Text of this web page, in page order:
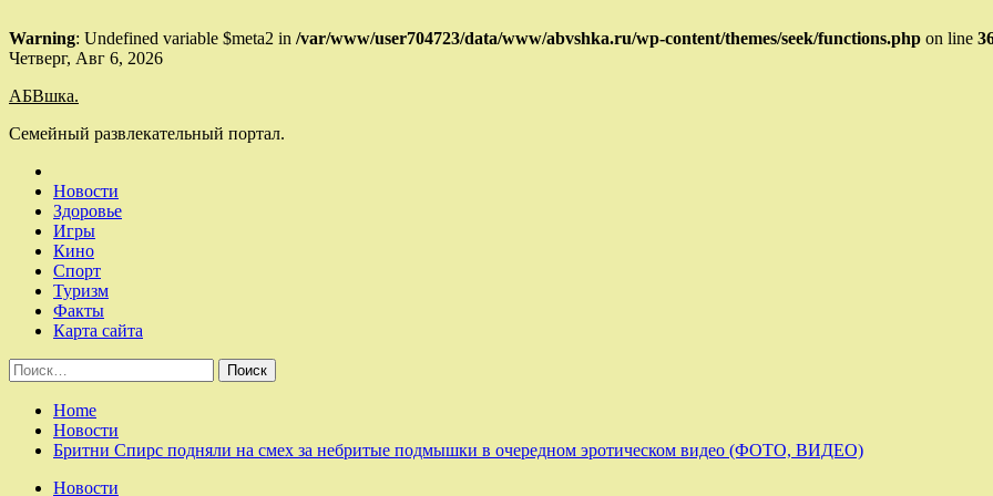
Warning: Undefined variable $meta2 in /var/www/user704723/data/www/abvshka.ru/wp-content/themes/seek/functions.php on line
Skip
content
Четверг, Авг 6, 2026
АБВшка.
Семейный развлекательный портал.
Новости
Здоровье
Игры
Кино
Спорт
Туризм
Факты
Карта сайта
Найти:
Home
Новости
Бритни Спирс подняли на смех за небритые подмышки в очередном эротическом видео (ФОТО, ВИДЕО)
Новости